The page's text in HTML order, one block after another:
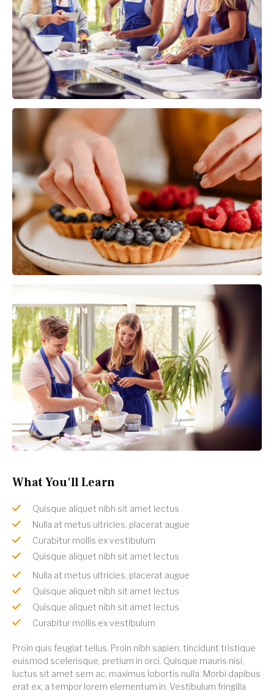
What You'll Learn
Quisque aliquet nibh sit amet lectus
Nulla at metus ultricies, placerat augue
Curabitur mollis ex vestibulum
Quisque aliquet nibh sit amet lectus
Nulla at metus ultricies, placerat augue
Quisque aliquet nibh sit amet lectus
Quisque aliquet nibh sit amet lectus
Curabitur mollis ex vestibulum
Proin quis feugiat tellus. Proin nibh sapien, tincidunt tristique
euismod scelerisque, pretium in orci. Quisque mauris nisi,
luctus sit amet sem ac, maximus lobortis nulla. Morbi dapibus
erat ex, a tempor lorem elementum in. Vestibulum fringilla